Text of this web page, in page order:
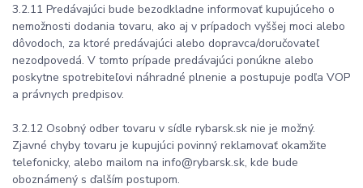
3.2.11 Predávajúci bude bezodkladne informovať kupujúceho o
nemožnosti dodania tovaru, ako aj v prípadoch vyššej moci alebo
dôvodoch, za ktoré predávajúci alebo dopravca/doručovateľ
nezodpovedá. V tomto prípade predávajúci ponúkne alebo
poskytne spotrebiteľovi náhradné plnenie a postupuje podľa VOP
a právnych predpisov.
3.2.12 Osobný odber tovaru v sídle rybarsk.sk nie je možný.
Zjavné chyby tovaru je kupujúci povinný reklamovať okamžite
telefonicky, alebo mailom na info@rybarsk.sk, kde bude
oboznámený s ďalším postupom.